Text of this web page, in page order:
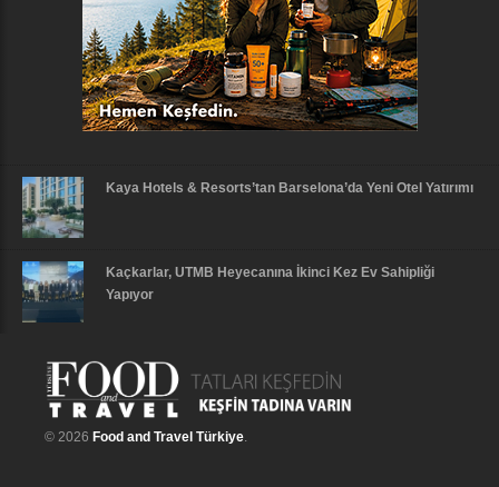
Kaya Hotels & Resorts’tan Barselona’da Yeni Otel Yatırımı
Kaçkarlar, UTMB Heyecanına İkinci Kez Ev Sahipliği
Yapıyor
© 2026 Food and Travel Türkiye.